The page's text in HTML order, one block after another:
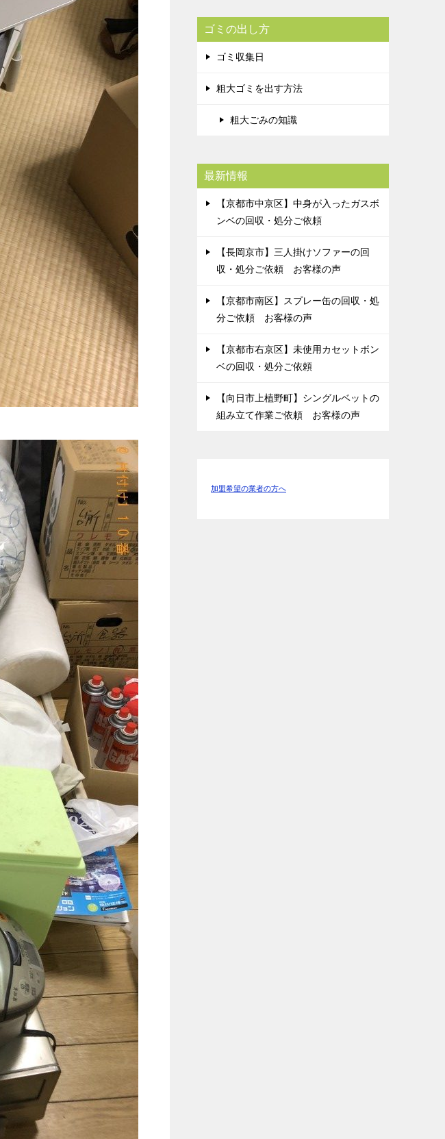
ゴミの出し方
ゴミ収集日
粗大ゴミを出す方法
粗大ごみの知識
最新情報
【京都市中京区】中身が入ったガスボ
ンベの回収・処分ご依頼
【長岡京市】三人掛けソファーの回
収・処分ご依頼 お客様の声
【京都市南区】スプレー缶の回収・処
分ご依頼 お客様の声
【京都市右京区】未使用カセットボン
ベの回収・処分ご依頼
【向日市上植野町】シングルベットの
組み立て作業ご依頼 お客様の声
加盟希望の業者の方へ